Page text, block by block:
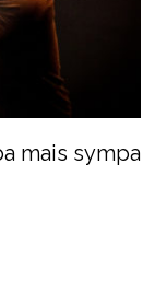
mais sympa